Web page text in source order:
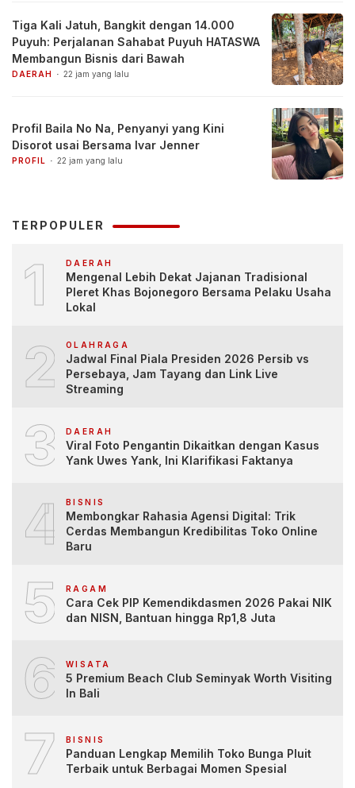
Tiga Kali Jatuh, Bangkit dengan 14.000
Puyuh: Perjalanan Sahabat Puyuh HATASWA
Membangun Bisnis dari Bawah
DAERAH 22 jam yang lalu
Profil Baila No Na, Penyanyi yang Kini
Disorot usai Bersama Ivar Jenner
PROFIL 22 jam yang lalu
TERPOPULER
1 DAERAH
Mengenal Lebih Dekat Jajanan Tradisional
Pleret Khas Bojonegoro Bersama Pelaku Usaha
Lokal
2 OLAHRAGA
Jadwal Final Piala Presiden 2026 Persib vs
Persebaya, Jam Tayang dan Link Live
Streaming
3 DAERAH
Viral Foto Pengantin Dikaitkan dengan Kasus
Yank Uwes Yank, Ini Klarifikasi Faktanya
4 BISNIS
Membongkar Rahasia Agensi Digital: Trik
Cerdas Membangun Kredibilitas Toko Online
Baru
5 RAGAM
Cara Cek PIP Kemendikdasmen 2026 Pakai NIK
dan NISN, Bantuan hingga Rp1,8 Juta
6 WISATA
5 Premium Beach Club Seminyak Worth Visiting
In Bali
7 BISNIS
Panduan Lengkap Memilih Toko Bunga Pluit
Terbaik untuk Berbagai Momen Spesial